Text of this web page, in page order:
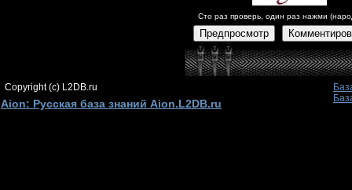
Сто раз проверь, один раз нажми
Предпросмотр
Copyright (c) L2DB.ru
Aion: Русская база знаний Aion.L2DB.ru